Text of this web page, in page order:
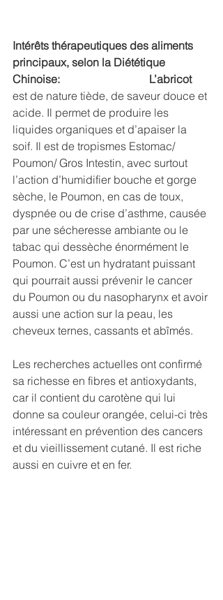
Intérêts thérapeutiques des aliments
principaux, selon la Diététique
Chinoise:
L’abricot
est de nature tiède, de saveur douce et
acide. Il permet de produire les
liquides organiques et d’apaiser la
soif. Il est de tropismes Estomac/
Poumon/ Gros Intestin, avec surtout
l’action d’humidifier bouche et gorge
sèche, le Poumon, en cas de toux,
dyspnée ou de crise d’asthme, causée
par une sécheresse ambiante ou le
tabac qui dessèche énormément le
Poumon. C’est un hydratant puissant
qui pourrait aussi prévenir le cancer
du Poumon ou du nasopharynx et avoir
aussi une action sur la peau, les
cheveux ternes, cassants et abîmés.
Les recherches actuelles ont confirmé
sa richesse en fibres et antioxydants,
car il contient du carotène qui lui
donne sa couleur orangée, celui-ci très
intéressant en prévention des cancers
et du vieillissement cutané. Il est riche
aussi en cuivre et en fer.